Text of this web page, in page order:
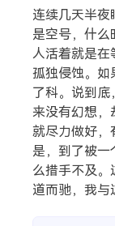
热门分类
生活 音乐
摄影
连续几天半夜
是空号，什么
人活着就是在
孤独侵蚀。如
了科。说到底
来没有幻想，
就尽力做好，
是，到了被一
么措手不及。
道而驰，我与